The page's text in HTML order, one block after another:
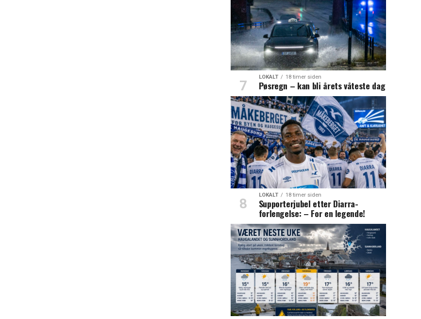
LOKALT 18 timer siden
Pøsregn – kan bli årets våteste dag
LOKALT 18 timer siden
Supporterjubel etter Diarra-
forlengelse: – For en legende!